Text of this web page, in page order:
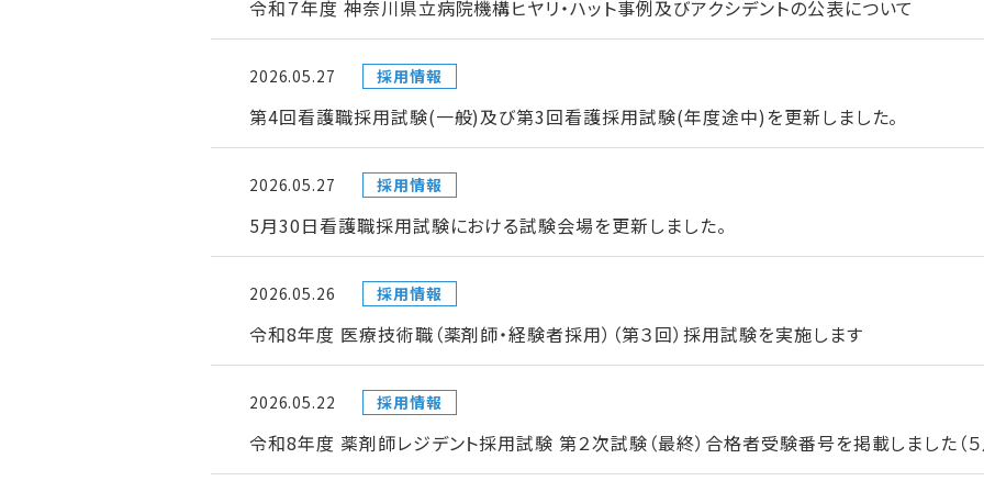
令和７年度 神奈川県立病院機構ヒヤリ・ハット事例及びアクシデントの公表について
2026.05.27 採用情報
第4回看護職採用試験(一般)及び第3回看護採用試験(年度途中)を更新しました。
2026.05.27 採用情報
5月30日看護職採用試験における試験会場を更新しました。
2026.05.26 採用情報
令和8年度 医療技術職（薬剤師・経験者採用）（第３回）採用試験を実施します
2026.05.22 採用情報
令和8年度 薬剤師レジデント採用試験 第２次試験（最終）合格者受験番号を掲載しました（